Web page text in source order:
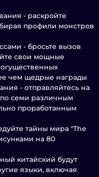
- раскройте
профили монстров
- бросьте вызов
свои мощные
чем щедрые награды
- отправляйтесь на
семи различным
проработанным
тайны мира "The
на 80
китайский будут
языки, включая